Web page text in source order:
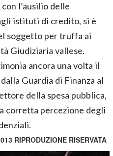
l’ausilio delle
istituti di credito, si è
soggetto per truffa ai
Giudiziaria vallese.
ancora una volta il
Guardia di Finanza al
della spesa pubblica,
corretta percezione degli
RIPRODUZIONE RISERVATA